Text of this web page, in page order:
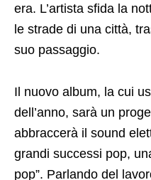
era. L’artista sfida la
le strade di una città,
suo passaggio.
Il nuovo album, la cui
dell’anno, sarà un
abbraccerà il sound
grandi successi pop,
pop”. Parlando del